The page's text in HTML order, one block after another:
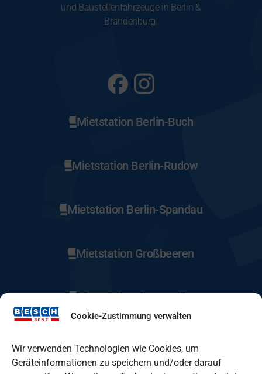
Cookie-Zustimmung verwalten
Wir verwenden Technologien wie Cookies, um
Geräteinformationen zu speichern und/oder darauf
und Baustellenfahrzeuge in Berlin &
Brandenburg.
Mietstation Berlin-Buch
Mietstation Berlin-Rudow
Mietstation Berlin-Spandau
Mietstation Großbeeren
Mietstation Eberswalde
Mietstation Fürstenwalde